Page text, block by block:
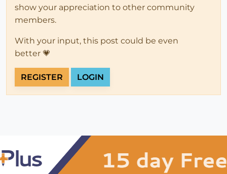
show your appreciation to other community
members.
With your input, this post could be even
better 💗
REGISTER LOGIN